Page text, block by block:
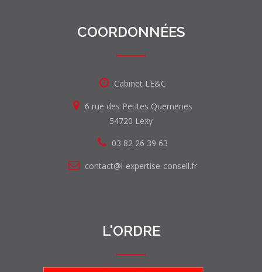
COORDONNÉES
Cabinet LE&C
6 rue des Petites Quemenes
54720 Lexy
03 82 26 39 63
contact@l-expertise-conseil.fr
L'ORDRE